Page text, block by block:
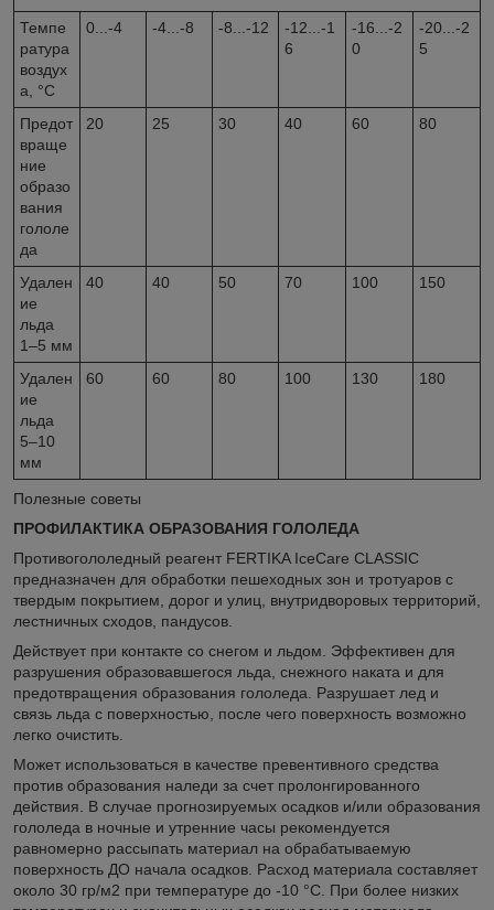
Темпе
ратура
воздух
а, °С
0...-4 -4...-8 -8...-12
-12...-1
6
-16...-2
0
-20...-2
5
Предот
враще
ние
образо
вания
гололе
да
20 25 30 40 60 80
Удален
ие
льда
1–5 мм
40 40 50 70 100 150
Удален
ие
льда
5–10
мм
60 60 80 100 130 180
Полезные советы
ПРОФИЛАКТИКА ОБРАЗОВАНИЯ ГОЛОЛЕДА
Противогололедный реагент FERTIKA IceCare CLASSIC
предназначен для обработки пешеходных зон и тротуаров с
твердым покрытием, дорог и улиц, внутридворовых территорий,
лестничных сходов, пандусов.
Действует при контакте со снегом и льдом. Эффективен для
разрушения образовавшегося льда, снежного наката и для
предотвращения образования гололеда. Разрушает лед и
связь льда с поверхностью, после чего поверхность возможно
легко очистить.
Может использоваться в качестве превентивного средства
против образования наледи за счет пролонгированного
действия. В случае прогнозируемых осадков и/или образования
гололеда в ночные и утренние часы рекомендуется
равномерно рассыпать материал на обрабатываемую
поверхность ДО начала осадков. Расход материала составляет
около 30 гр/м2 при температуре до -10 °С. При более низких